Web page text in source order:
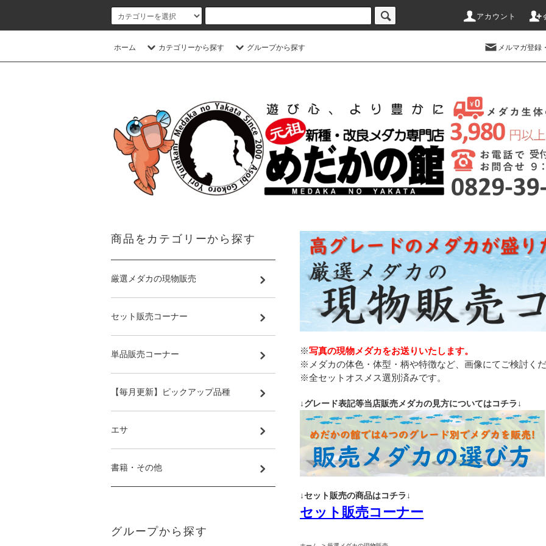
アカウント
ホーム カテゴリーから探す グループから探す メルマガ登録
※写真の現物メダカをお送りいたします。
※メダカの体色・体型・柄や特徴など、画像にてご検討く
※全セットオスメス選別済みです。
↓グレード表記等当店販売メダカの見方についてはコチラ↓
↓セット販売の商品はコチラ↓
セット販売コーナー
商品をカテゴリーから探す
厳選メダカの現物販売
セット販売コーナー
単品販売コーナー
【毎月更新】ピックアップ品種
エサ
書籍・その他
グループから探す